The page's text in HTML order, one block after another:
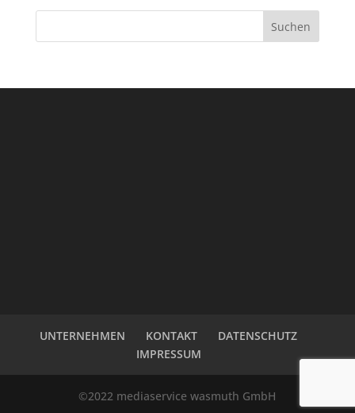
Suchen
UNTERNEHMEN KONTAKT
DATENSCHUTZ
IMPRESSUM
©2022 mediaservice wasmuth GmbH